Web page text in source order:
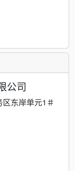
公司
东岸单元1＃